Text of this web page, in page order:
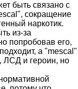
быть связано с
сокращение
наркотик.
из-за
попробовав его,
а "mescal"
ЛСД и героин, но